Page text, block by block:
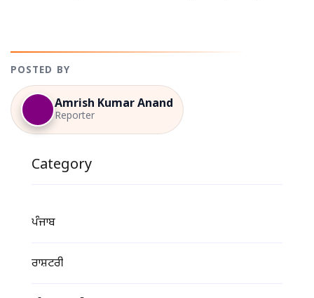
POSTED BY
Amrish Kumar Anand
Reporter
Category
ਪੰਜਾਬ
ਰਾਸ਼ਟਰੀ